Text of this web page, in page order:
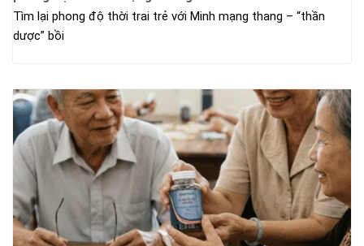
Tìm lại phong độ thời trai trẻ với Minh mạng thang – “thần
dược” bồi